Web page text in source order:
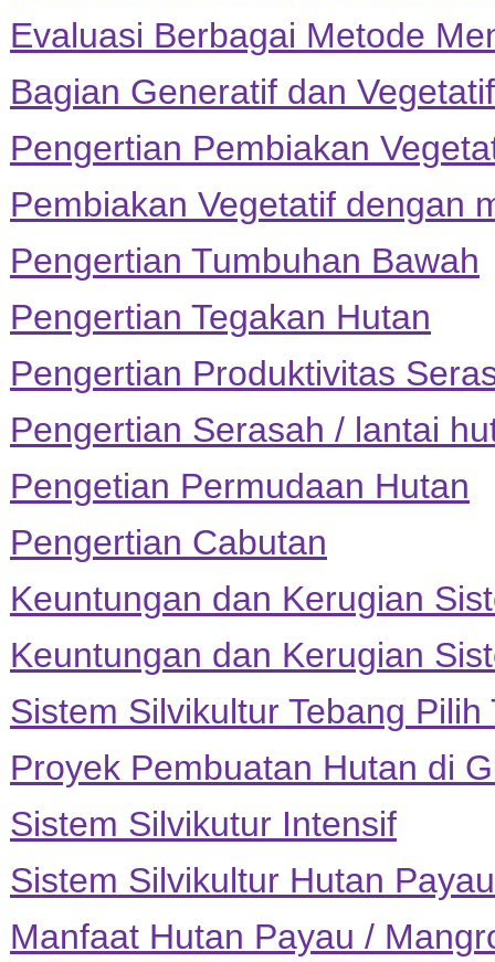
Evaluasi Berbagai Metode
Bagian Generatif dan
Pengertian Pembiakan
Pembiakan Vegetatif dengan
Pengertian Tumbuhan Bawah
Pengertian Tegakan Hutan
Pengertian Produktivitas
Pengertian Serasah / lantai
Pengetian Permudaan Hutan
Pengertian Cabutan
Keuntungan dan Kerugian
Keuntungan dan Kerugian
Sistem Silvikultur Tebang
Proyek Pembuatan Hutan di
Sistem Silvikutur Intensif
Sistem Silvikultur Hutan
Manfaat Hutan Payau /